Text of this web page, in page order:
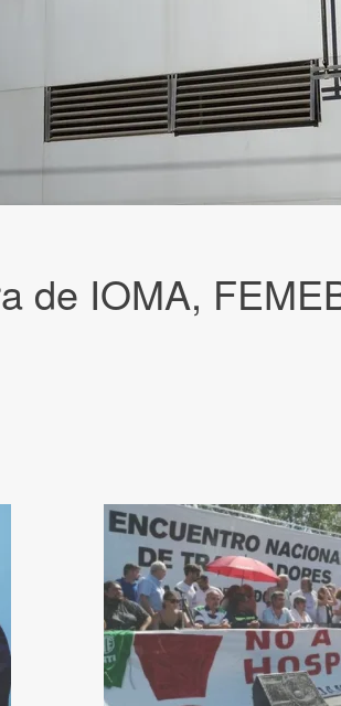
de IOMA,